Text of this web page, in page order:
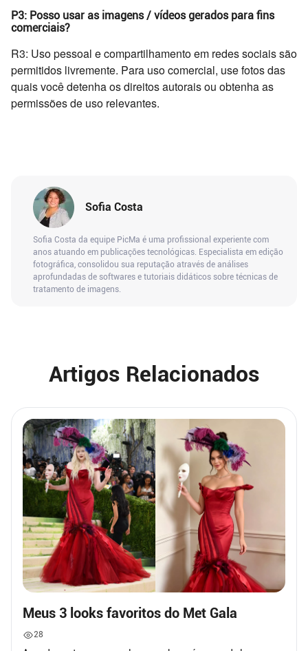
P3: Posso usar as imagens / vídeos gerados para fins
comerciais?
R3: Uso pessoal e compartilhamento em redes sociais são
permitidos livremente. Para uso comercial, use fotos das
quais você detenha os direitos autorais ou obtenha as
permissões de uso relevantes.
Sofia Costa
Sofia Costa da equipe PicMa é uma profissional experiente com
anos atuando em publicações tecnológicas. Especialista em edição
fotográfica, consolidou sua reputação através de análises
aprofundadas de softwares e tutoriais didáticos sobre técnicas de
tratamento de imagens.
Artigos Relacionados
Meus 3 looks favoritos do Met Gala
28